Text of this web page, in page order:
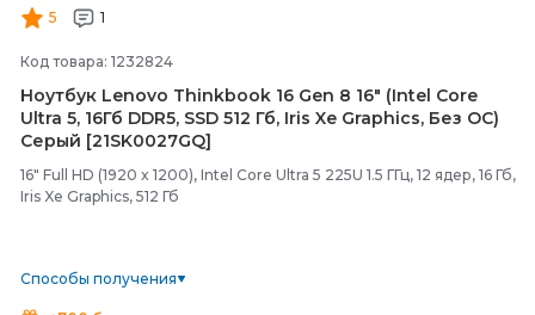
5 1
Код товара: 1232824
Ноутбук Lenovo Thinkbook 16 Gen 8 16" (Intel Core
Ultra 5, 16Гб DDR5, SSD 512 Гб, Iris Xe Graphics, Без ОС)
Серый [21SK0027GQ]
16" Full HD (1920 x 1200), Intel Core Ultra 5 225U 1.5 ГГц, 12 ядер, 16 Гб,
Iris Xe Graphics, 512 Гб
Способы получения